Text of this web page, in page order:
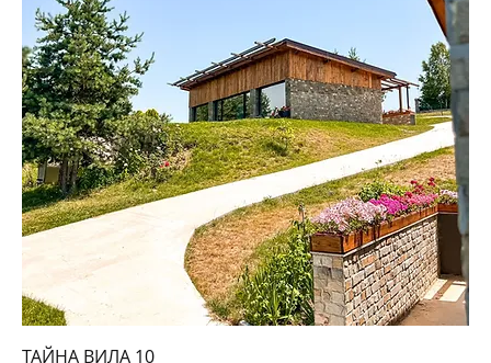
ТАЙНА ВИЛА 10